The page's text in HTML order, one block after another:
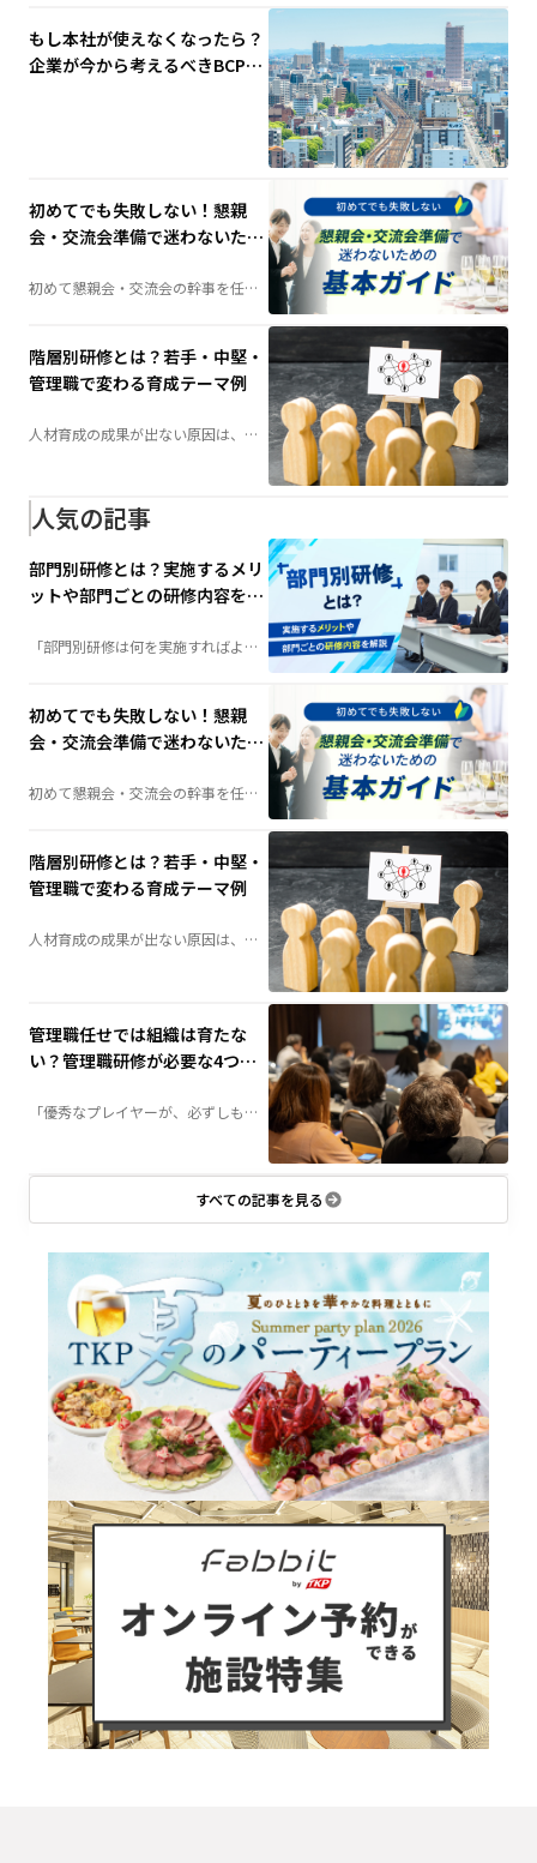
させるポイントまで、人材育成に役
立つ情報を分かりやすく解説しま
す。
もし本社が使えなくなったら？
企業が今から考えるべきBCP対
初めてでも失敗しない！懇親
会・交流会準備で迷わないため
初めて懇親会・交流会の幹事を任さ
れた方へ。会場選びや予算の考え
やすく解説します。
階層別研修とは？若手・中堅・
管理職で変わる育成テーマ例
人材育成の成果が出ない原因は、
「研修不足」ではなく「研修設計」
です。若手・中堅・管理職それぞれ
に必要な研修テーマや実施方法を詳
しく解説します。
人気の記事
部門別研修とは？実施するメリ
ットや部門ごとの研修内容を解
「部門別研修は何を実施すればよ
い？」そんな担当者の疑問を解決。
させるポイントまで、人材育成に役
立つ情報を分かりやすく解説しま
す。
初めてでも失敗しない！懇親
会・交流会準備で迷わないため
初めて懇親会・交流会の幹事を任さ
れた方へ。会場選びや予算の考え
やすく解説します。
階層別研修とは？若手・中堅・
管理職で変わる育成テーマ例
人材育成の成果が出ない原因は、
「研修不足」ではなく「研修設計」
に必要な研修テーマや実施方法を詳
しく解説します。
管理職任せでは組織は育たな
い？管理職研修が必要な4つの
「優秀なプレイヤーが、必ずしも優
秀な管理職になるとは限らない」——
研修が必要なのか。組織成長につな
がる管理職育成のポイントを解説しすべての記事を見る